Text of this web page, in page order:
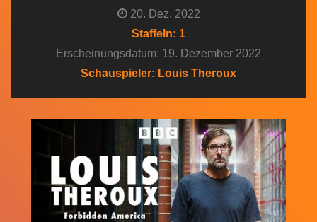
20. Dez. 2022
Staffeln: 1
Erscheinungsdatum: 19. Dezember 2022
Schauspieler: Louis Theroux